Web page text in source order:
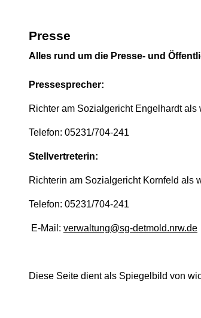
Presse
Alles rund um die Presse- und
Pressesprecher:
Richter am Sozialgericht Engelhardt
Telefon: 05231/704-241
Stellvertreterin:
Richterin am Sozialgericht Kornfeld als
Telefon: 05231/704-241
E-Mail: verwaltung@sg-detmold.nrw.de
Diese Seite dient als Spiegelbild von